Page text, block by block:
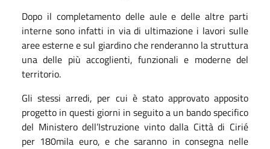
Dopo il completamento delle aule e delle altre parti
interne sono infatti in via di ultimazione i lavori sulle
aree esterne e sul giardino che renderanno la struttura
una delle più accoglienti, funzionali e moderne del
territorio.
Gli stessi arredi, per cui è stato approvato apposito
progetto in questi giorni in seguito a un bando specifico
del Ministero dell’Istruzione vinto dalla Città di Cirié
per 180mila euro, e che saranno in consegna nelle